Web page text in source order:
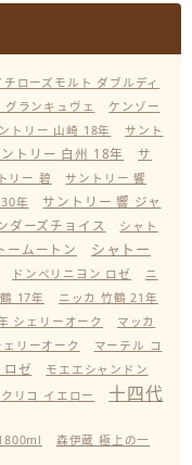
チローズモルト ダブルディ
グランキュヴェ
ケンゾー
トリー 山崎 18年
サント
トリー 白州 18年
サ
リー 碧
サントリー 響
年
サントリー 響 ジャ
ダーズチョイス
シャト
ームートン
シャトー
ドンペリニヨン ロゼ
ニ
17年 ニッカ 竹鶴 21年
シェリーオーク
マッカ
リーオーク
マーテル コ
ロゼ
モエエシャンドン
リコ イエロー
十四代
森伊蔵 極上の一